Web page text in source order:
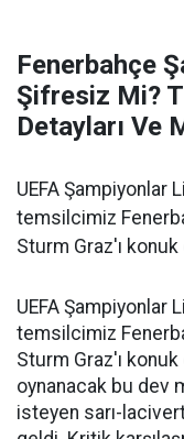
Fenerbahçe
Şifresiz Mi?
Detayları Ve
UEFA Şampiyonlar
temsilcimiz
Sturm Graz'ı konuk
UEFA Şampiyonlar
temsilcimiz
Sturm Graz'ı
oynanacak bu dev
isteyen sarı-